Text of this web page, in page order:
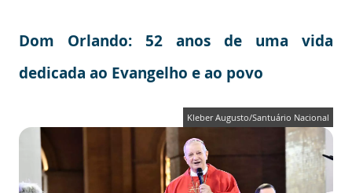
Dom Orlando: 52 anos de uma vida
dedicada ao Evangelho e ao povo
Kleber Augusto/Santuário Nacional